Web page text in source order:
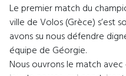
Le premier match du
ville de Volos (Grèce) s’est
avons su nous défendre
équipe de Géorgie.
Nous ouvrons le match avec